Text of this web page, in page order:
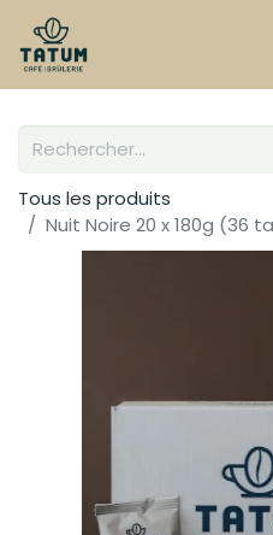
Tous les produits
Nuit Noire 20 x 180g (36